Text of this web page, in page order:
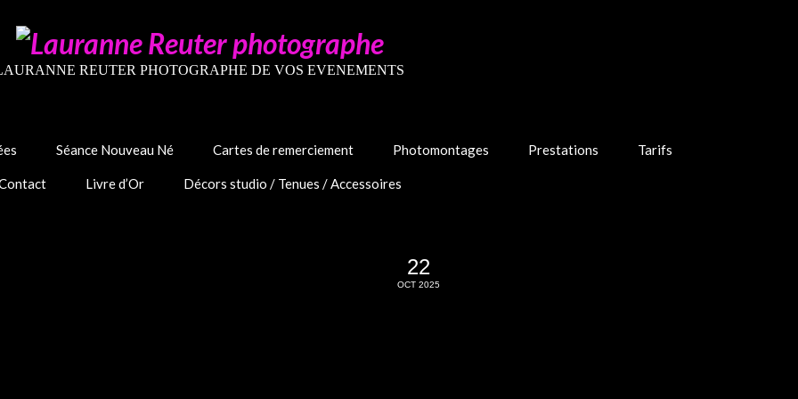
REUTER PHOTOGRAPHE DE VOS EVENEMENTS
Séance Nouveau Né Cartes de remerciement Photomontages Prestations Tarifs
Livre d’Or Décors studio / Tenues / Accessoires
22
OCT 2025